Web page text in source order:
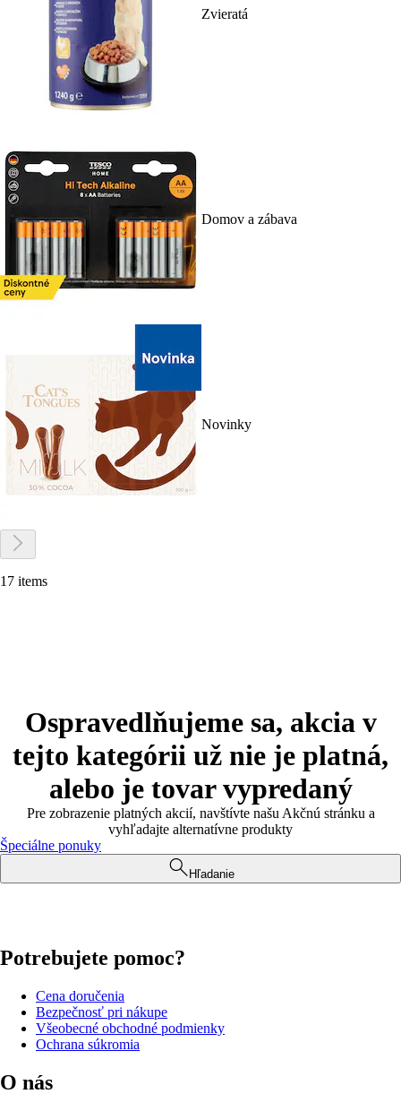
Zvieratá
Domov a zábava
Novinky
17 items
Ospravedlňujeme sa, akcia v
tejto kategórii už nie je platná,
alebo je tovar vypredaný
Pre zobrazenie platných akcií, navštívte našu Akčnú stránku a
vyhľadajte alternatívne produkty
Špeciálne ponuky
Hľadanie
Potrebujete pomoc?
Cena doručenia
Bezpečnosť pri nákupe
Všeobecné obchodné podmienky
Ochrana súkromia
O nás